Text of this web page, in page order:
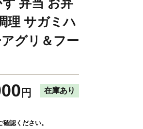
弁当 お弁
理 サガミハ
グリ＆フー
円 在庫あり
確認ください。